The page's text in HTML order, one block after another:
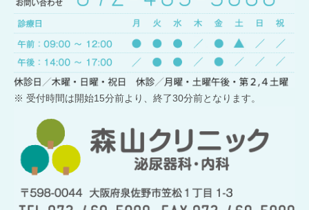
※ 受付時間は開始15分前より、終了30分前となります。